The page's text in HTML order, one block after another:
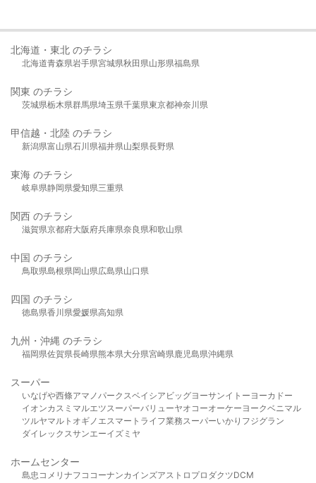
北海道・東北 のチラシ
北海道青森県岩手県宮城県秋田県山形県福島県
関東 のチラシ
茨城県栃木県群馬県埼玉県千葉県東京都神奈川県
甲信越・北陸 のチラシ
新潟県富山県石川県福井県山梨県長野県
東海 のチラシ
岐阜県静岡県愛知県三重県
関西 のチラシ
滋賀県京都府大阪府兵庫県奈良県和歌山県
中国 のチラシ
鳥取県島根県岡山県広島県山口県
四国 のチラシ
徳島県香川県愛媛県高知県
九州・沖縄 のチラシ
福岡県佐賀県長崎県熊本県大分県宮崎県鹿児島県沖縄県
スーパー
いなげや西條アマノパークスベイシア ビッグヨーサンイトーヨーカドー
イオンカスミ マルエツスーパーバリューヤオコーオーケー ヨークベニマル
ツルヤマルト オギノ エスマート ライフ業務スーパーいかり フジグラン
ダイレックスサンエーイズミヤ
ホームセンター
島忠 コメリ ナフコ コーナンカインズアストロプロダクツDCM